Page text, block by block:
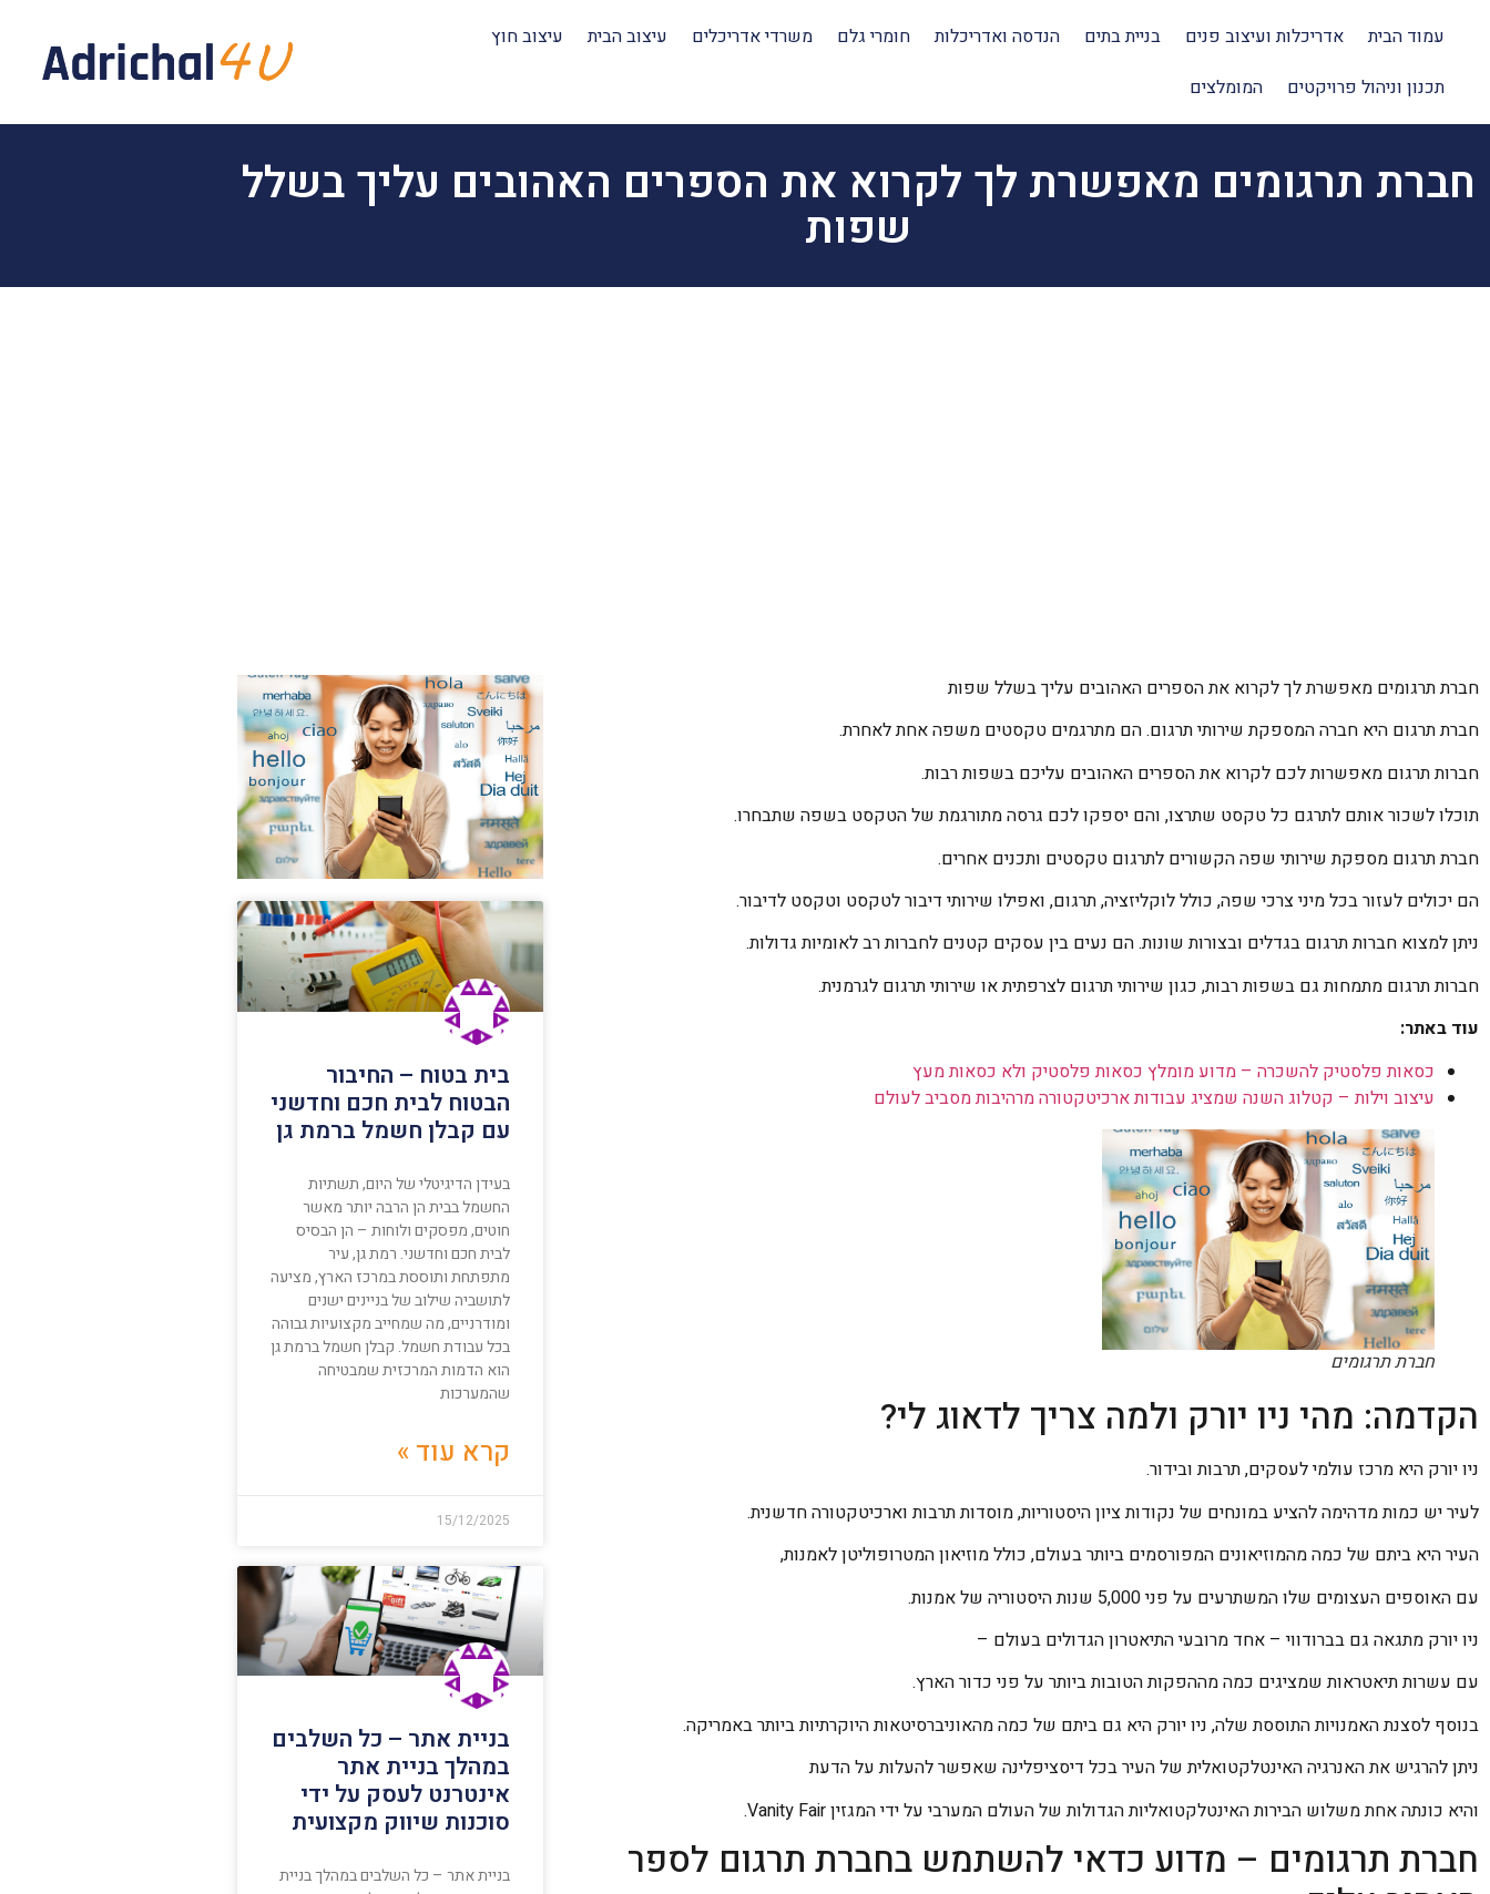
עמוד הבית אדריכלות ועיצוב פנים בניית בתים הנדסה ואדריכלות חומרי גלם משרדי אדריכלים עיצוב הבית
עיצוב חוץ
תכנון וניהול פרויקטים
המומלצים
חברת תרגומים מאפשרת לך לקרוא את הספרים האהובים עליך בשלל
שפות
חברת תרגומים מאפשרת לך לקרוא את הספרים האהובים עליך בשלל שפות
חברת תרגום היא חברה המספקת שירותי תרגום. הם מתרגמים טקסטים משפה אחת לאחרת.
חברות תרגום מאפשרות לכם לקרוא את הספרים האהובים עליכם בשפות רבות.
תוכלו לשכור אותם לתרגם כל טקסט שתרצו, והם יספקו לכם גרסה מתורגמת של הטקסט בשפה שתבחרו.
חברת תרגום מספקת שירותי שפה הקשורים לתרגום טקסטים ותכנים אחרים.
הם יכולים לעזור בכל מיני צרכי שפה, כולל לוקליזציה, תרגום, ואפילו שירותי דיבור לטקסט וטקסט לדיבור.
ניתן למצוא חברות תרגום בגדלים ובצורות שונות. הם נעים בין עסקים קטנים לחברות רב לאומיות גדולות.
חברות תרגום מתמחות גם בשפות רבות, כגון שירותי תרגום לצרפתית או שירותי תרגום לגרמנית.
עוד באתר:
כסאות פלסטיק להשכרה – מדוע מומלץ כסאות פלסטיק ולא כסאות מעץ
עיצוב וילות – קטלוג השנה שמציג עבודות ארכיטקטורה מרהיבות מסביב לעולם
חברת תרגומים
הקדמה: מהי ניו יורק ולמה צריך לדאוג לי?
ניו יורק היא מרכז עולמי לעסקים, תרבות ובידור.
לעיר יש כמות מדהימה להציע במונחים של נקודות ציון היסטוריות, מוסדות תרבות וארכיטקטורה חדשנית.
העיר היא ביתם של כמה מהמוזיאונים המפורסמים ביותר בעולם, כולל מוזיאון המטרופוליטן לאמנות,
עם האוספים העצומים שלו המשתרעים על פני 5,000 שנות היסטוריה של אמנות.
ניו יורק מתגאה גם בברודווי – אחד מרובעי התיאטרון הגדולים בעולם –
עם עשרות תיאטראות שמציגים כמה מההפקות הטובות ביותר על פני כדור הארץ.
בנוסף לסצנת האמנויות התוססת שלה, ניו יורק היא גם ביתם של כמה מהאוניברסיטאות היוקרתיות ביותר באמריקה.
ניתן להרגיש את האנרגיה האינטלקטואלית של העיר בכל דיסציפלינה שאפשר להעלות על הדעת
והיא כונתה אחת משלוש הבירות האינטלקטואליות הגדולות של העולם המערבי על ידי המגזין Vanity Fair.
חברת תרגומים – מדוע כדאי להשתמש בחברת תרגום לספר
בית בטוח – החיבור
הבטוח לבית חכם וחדשני
עם קבלן חשמל ברמת גן
בעידן הדיגיטלי של היום, תשתיות
החשמל בבית הן הרבה יותר מאשר
חוטים, מפסקים ולוחות – הן הבסיס
לבית חכם וחדשני. רמת גן, עיר
מתפתחת ותוססת במרכז הארץ, מציעה
לתושביה שילוב של בניינים ישנים
ומודרניים, מה שמחייב מקצועיות גבוהה
בכל עבודת חשמל. קבלן חשמל ברמת גן
הוא הדמות המרכזית שמבטיחה
שהמערכות
קרא עוד »
15/12/2025
בניית אתר – כל השלבים
במהלך בניית אתר
אינטרנט לעסק על ידי
סוכנות שיווק מקצועית
בניית אתר – כל השלבים במהלך בניית